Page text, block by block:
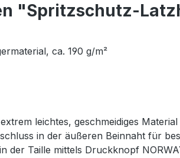
"Spritzschutz-
ca. 190 g/m²
leichtes, geschmeidiges
in der äußeren Beinnaht für
der Taille mittels Druckknopf